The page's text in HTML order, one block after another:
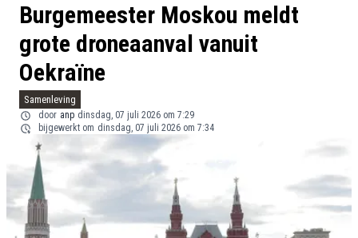
Burgemeester Moskou meldt
grote droneaanval vanuit
Oekraïne
Samenleving
door anp dinsdag, 07 juli 2026 om 7:29
bijgewerkt om dinsdag, 07 juli 2026 om 7:34